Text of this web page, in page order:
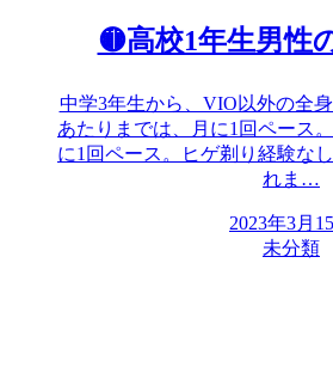
🟡高校1年生男性
中学3年生から、VIO以外の全
あたりまでは、月に1回ペース
に1回ペース。ヒゲ剃り経験な
れま…
2023年3月
未分類